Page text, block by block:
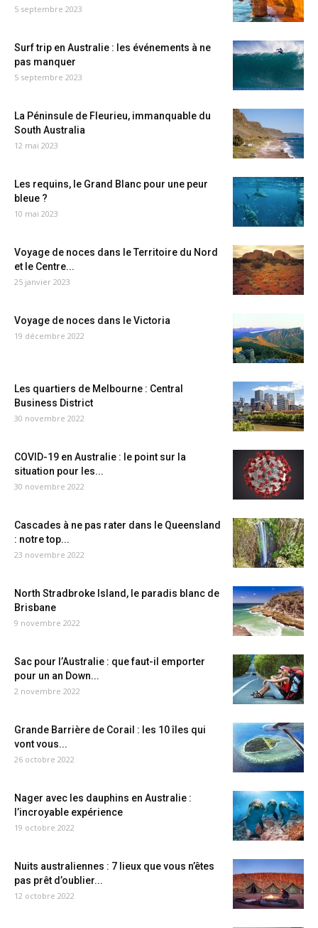
5 septembre 2023
Surf trip en Australie : les événements à ne
pas manquer
5 septembre 2023
La Péninsule de Fleurieu, immanquable du
South Australia
12 mai 2023
Les requins, le Grand Blanc pour une peur
bleue ?
10 mai 2023
Voyage de noces dans le Territoire du Nord
et le Centre...
25 janvier 2023
Voyage de noces dans le Victoria
19 décembre 2022
Les quartiers de Melbourne : Central
Business District
30 novembre 2022
COVID-19 en Australie : le point sur la
situation pour les...
30 novembre 2022
Cascades à ne pas rater dans le Queensland
: notre top...
23 novembre 2022
North Stradbroke Island, le paradis blanc de
Brisbane
9 novembre 2022
Sac pour l’Australie : que faut-il emporter
pour un an Down...
2 novembre 2022
Grande Barrière de Corail : les 10 îles qui
vont vous...
26 octobre 2022
Nager avec les dauphins en Australie :
l’incroyable expérience
19 octobre 2022
Nuits australiennes : 7 lieux que vous n’êtes
pas prêt d’oublier...
12 octobre 2022